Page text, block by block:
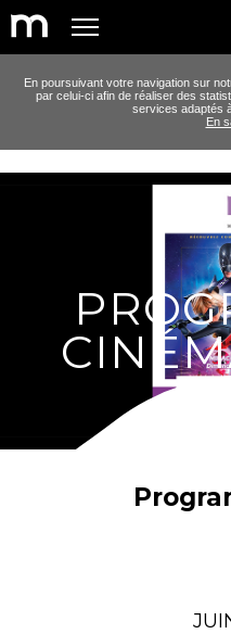
En poursuivant votre navigation sur
par celui-ci afin de réaliser des
services adaptés
En